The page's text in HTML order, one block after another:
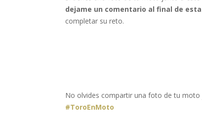
dejame un comentario al final de
completar su reto.
No olvides compartir una foto de tu
#ToroEnMoto